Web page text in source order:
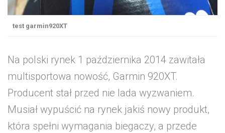
test garmin920XT
Na polski rynek 1 października 2014 zawitała
multisportowa nowość, Garmin 920XT.
Producent stał przed nie lada wyzwaniem.
Musiał wypuścić na rynek jakiś nowy produkt,
która spełni wymagania biegaczy, a przede